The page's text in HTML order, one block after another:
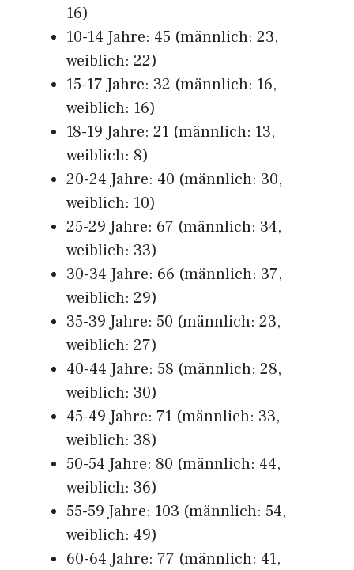
16)
10-14 Jahre: 45 (männlich: 23,
weiblich: 22)
15-17 Jahre: 32 (männlich: 16,
weiblich: 16)
18-19 Jahre: 21 (männlich: 13,
weiblich: 8)
20-24 Jahre: 40 (männlich: 30,
weiblich: 10)
25-29 Jahre: 67 (männlich: 34,
weiblich: 33)
30-34 Jahre: 66 (männlich: 37,
weiblich: 29)
35-39 Jahre: 50 (männlich: 23,
weiblich: 27)
40-44 Jahre: 58 (männlich: 28,
weiblich: 30)
45-49 Jahre: 71 (männlich: 33,
weiblich: 38)
50-54 Jahre: 80 (männlich: 44,
weiblich: 36)
55-59 Jahre: 103 (männlich: 54,
weiblich: 49)
60-64 Jahre: 77 (männlich: 41,